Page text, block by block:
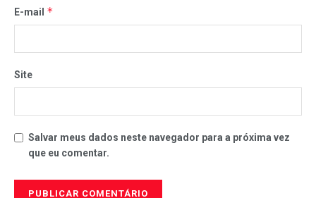
E-mail *
Site
Salvar meus dados neste navegador para a próxima vez
que eu comentar.